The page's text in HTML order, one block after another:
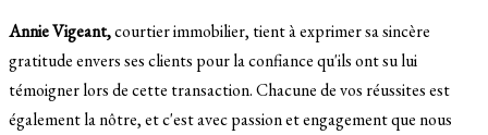
Annie Vigeant,courtier immobilier, tient à exprimer sa sincère
gratitude envers ses clients pour la confiance qu'ils ont su lui
témoigner lors de cette transaction. Chacune de vos réussites est
également la nôtre, et c'est avec passion et engagement que nous